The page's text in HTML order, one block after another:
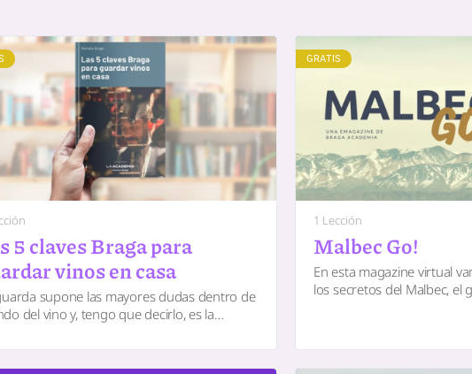
5 claves Braga para
vinos en casa
supone las mayores dudas dentro de
del vino y, tengo que decirlo, es la
GRATIS
1 Lección
Malbec Go!
En esta magazine virtual
los secretos del Malbec, el